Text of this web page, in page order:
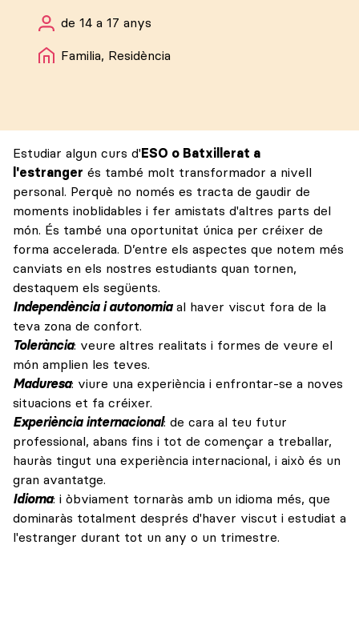
de 14 a 17 anys
Familia, Residència
Estudiar algun curs d'ESO o Batxillerat a
l'estranger és també molt transformador a nivell
personal. Perquè no només es tracta de gaudir de
moments inoblidables i fer amistats d'altres parts del
món. És també una oportunitat única per créixer de
forma accelerada. D’entre els aspectes que notem més
canviats en els nostres estudiants quan tornen,
destaquem els següents.
Independència i autonomiaal haver viscut fora de la
teva zona de confort.
Tolerància: veure altres realitats i formes de veure el
món amplien les teves.
Maduresa: viure una experiència i enfrontar-se a noves
situacions et fa créixer.
Experiència internacional: de cara al teu futur
professional, abans fins i tot de començar a treballar,
hauràs tingut una experiència internacional, i això és un
gran avantatge.
Idioma: i òbviament tornaràs amb un idioma més, que
dominaràs totalment després d'haver viscut i estudiat a
l'estranger durant tot un any o un trimestre.